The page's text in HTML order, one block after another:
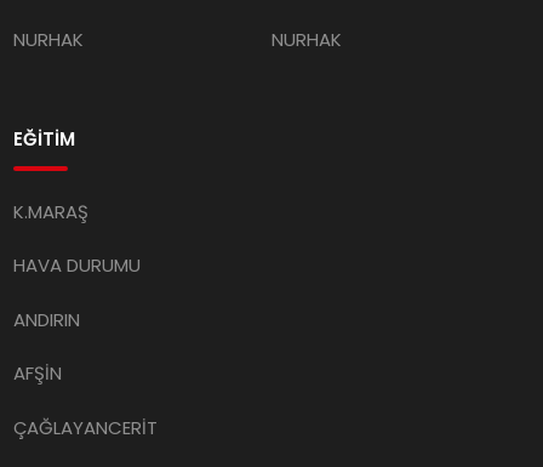
NURHAK NURHAK
EĞİTİM
K.MARAŞ
HAVA DURUMU
ANDIRIN
AFŞİN
ÇAĞLAYANCERİT